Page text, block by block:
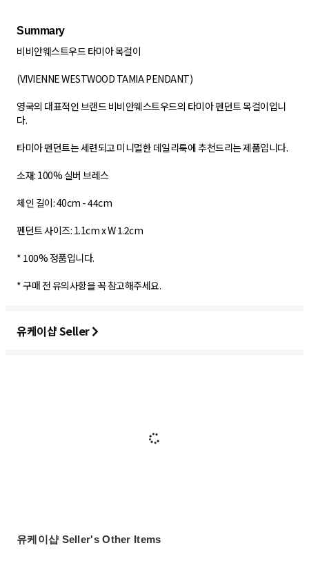
Summary
비비안웨스트우드 타미아 목걸이
(VIVIENNE WESTWOOD TAMIA PENDANT)
영국의 대표적인 브랜드 비비안웨스트우드의 타미아 펜던트 목걸이입니
다.
타미아 펜던트는 세련되고 미니멀한 데일리룩에 추천드리는 제품입니다.
소재: 100% 실버 브레스
체인 길이: 40cm - 44cm
펜던트 사이즈: 1.1cm x W 1.2cm
* 100% 정품입니다.
* 구매 전 유의사항을 꼭 참고해주세요.
유케이샵 Seller
유케이샵 Seller's Other Items